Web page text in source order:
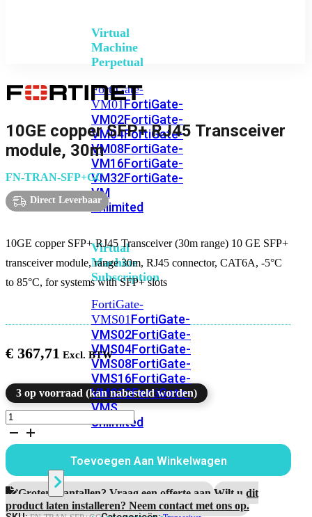
Virtual
Machine
Perpetual
FortiGate-
VM01FortiGate-
VM02FortiGate-
VM04FortiGate-
VM08FortiGate-
VM16FortiGate-
VM32FortiGate-
VM
Unlimited
Virtual
Machine
Subscription
FortiGate-
VMS01FortiGate-
VMS02FortiGate-
VMS04FortiGate-
VMS08FortiGate-
VMS16FortiGate-
VMS32FortiGate-
VMS
Unlimited
Switch
Alle
10GE copper SFP+ RJ45 Transceiver
module, 30m
FN-TRAN-SFP+GC
Direct Leverbaar
10GE copper SFP+ RJ45 Transceiver (30m range) 10 GE SFP+
transceiver module, range 30m, RJ45 connector, CAT6A, -5°C
to 85°C, for systems with SFP+ slots
€ 367,71
3 op voorraad (kan nabesteld worden)
10GE
copper
RJ45
Transceiver
module,
30m
aantal
Toevoegen Aan Winkelwagen
Grotere aantallen? Vraag een offerte aan.Wilt u dit
product laten installeren? Neem contact met ons op.